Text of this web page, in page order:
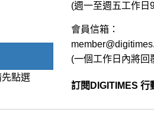
點選
(週一至週五工作日
會員信箱：
(一個工作日內將回
訂閱DIGITIMES 行